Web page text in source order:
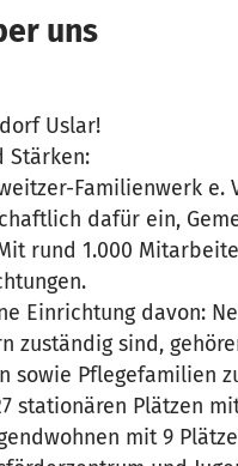
uns
Uslar!
Stärken:
Familienwerk e.
dafür ein,
rund 1.000
Einrichtung davon:
zuständig sind,
sowie Pflegefamilien
stationären Plätzen
mit 9